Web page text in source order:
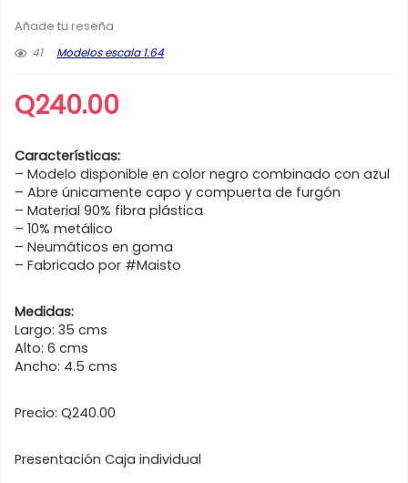
Añade tu reseña
41
Modelos escala 1.64
Q240.00
Características:
– Modelo disponible en color negro combinado con azul
– Abre únicamente capo y compuerta de furgón
– Material 90% fibra plástica
– 10% metálico
– Neumáticos en goma
– Fabricado por #Maisto
Medidas:
Largo: 35 cms
Alto: 6 cms
Ancho: 4.5 cms
Precio: Q240.00
Presentación Caja individual